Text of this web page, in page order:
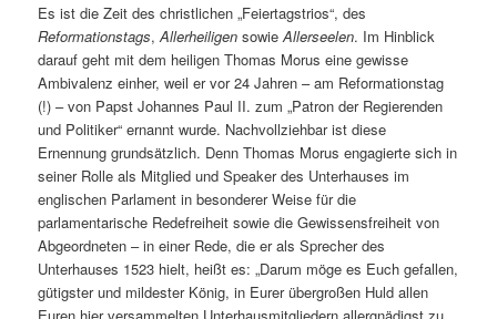
Es ist die Zeit des christlichen „Feiertagstrios“, des
Reformationstags,Allerheiligen sowieAllerseelen. Im Hinblick
darauf geht mit dem heiligen Thomas Morus eine gewisse
Ambivalenz einher, weil er vor 24 Jahren – am Reformationstag
(!) – von Papst Johannes Paul II. zum „Patron der Regierenden
und Politiker“ ernannt wurde. Nachvollziehbar ist diese
Ernennung grundsätzlich. Denn Thomas Morus engagierte sich in
seiner Rolle als Mitglied und Speaker des Unterhauses im
englischen Parlament in besonderer Weise für die
parlamentarische Redefreiheit sowie die Gewissensfreiheit von
Abgeordneten – in einer Rede, die er als Sprecher des
Unterhauses 1523 hielt, heißt es: „Darum möge es Euch gefallen,
gütigster und mildester König, in Eurer übergroßen Huld allen
Euren hier versammelten Unterhausmitgliedern allergnädigst zu